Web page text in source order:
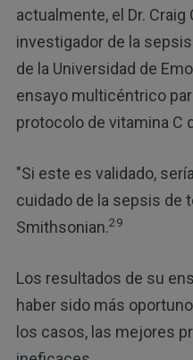
actualmente, el Dr.
investigador de la
de la Universidad de
ensayo multicéntrico
protocolo de vitamina C
"Si este es validado,
cuidado de la sepsis de
Smithsonian.29
Los resultados de su
haber sido más
los casos, las mejores